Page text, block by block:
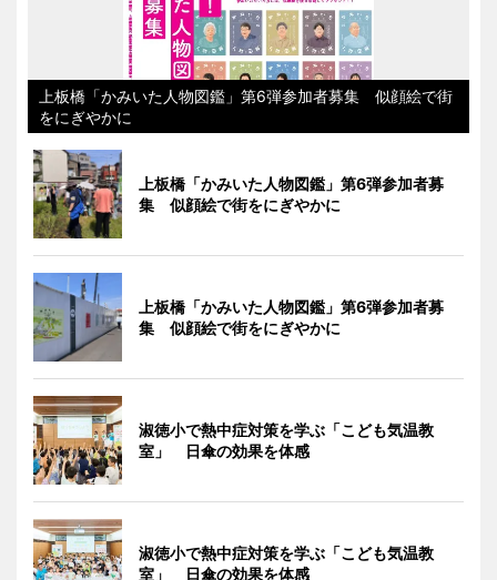
上板橋「かみいた人物図鑑」第6弾参加者募集 似顔絵で街
をにぎやかに
上板橋「かみいた人物図鑑」第6弾参加者募
集 似顔絵で街をにぎやかに
上板橋「かみいた人物図鑑」第6弾参加者募
集 似顔絵で街をにぎやかに
淑徳小で熱中症対策を学ぶ「こども気温教
室」 日傘の効果を体感
淑徳小で熱中症対策を学ぶ「こども気温教
室」 日傘の効果を体感